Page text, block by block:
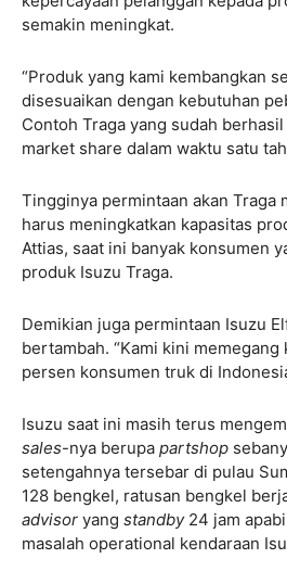
semakin meningkat.
“Produk yang kami kembangkan
disesuaikan dengan kebutuhan
Contoh Traga yang sudah
market share dalam waktu satu
Tingginya permintaan akan Traga
harus meningkatkan kapasitas
Attias, saat ini banyak konsumen
produk Isuzu Traga.
Demikian juga permintaan Isuzu
bertambah. “Kami kini memegang
persen konsumen truk di
Isuzu saat ini masih terus
sales-nya berupa partshop
setengahnya tersebar di pulau
128 bengkel, ratusan bengkel
advisor yang standby24 jam
masalah operational kendaraan